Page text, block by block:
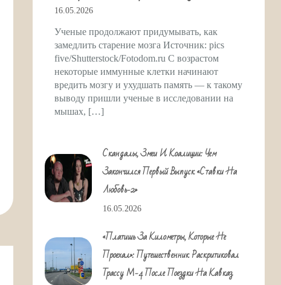
16.05.2026
Ученые продолжают придумывать, как
замедлить старение мозга Источник: pics
five/Shutterstock/Fotodom.ru С возрастом
некоторые иммунные клетки начинают
вредить мозгу и ухудшать память — к такому
выводу пришли ученые в исследовании на
мышах, […]
Скандалы, Змеи И Коалиции: Чем
Закончился Первый Выпуск «Ставки На
Любовь-2»
16.05.2026
«Платишь За Километры, Которые Не
Проехал»: Путешественник Раскритиковал
Трассу М-4 После Поездки На Кавказ